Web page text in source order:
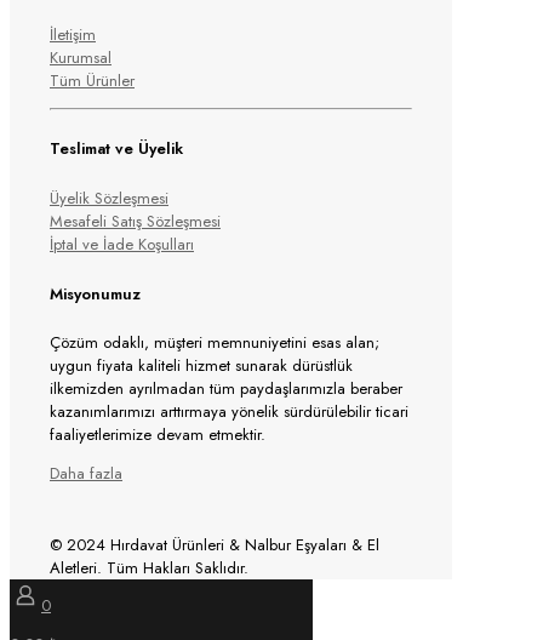
İletişim
Kurumsal
Tüm Ürünler
Teslimat ve Üyelik
Üyelik Sözleşmesi
Mesafeli Satış Sözleşmesi
İptal ve İade Koşulları
Misyonumuz
Çözüm odaklı, müşteri memnuniyetini esas alan;
uygun fiyata kaliteli hizmet sunarak dürüstlük
ilkemizden ayrılmadan tüm paydaşlarımızla beraber
kazanımlarımızı arttırmaya yönelik sürdürülebilir ticari
faaliyetlerimize devam etmektir.
Daha fazla
© 2024 Hırdavat Ürünleri & Nalbur Eşyaları & El
Aletleri. Tüm Hakları Saklıdır.
0